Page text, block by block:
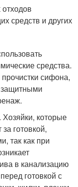
средств и других
средства.
сифона,
защитными
которые
готовкой,
так как при
в канализацию
готовкой с